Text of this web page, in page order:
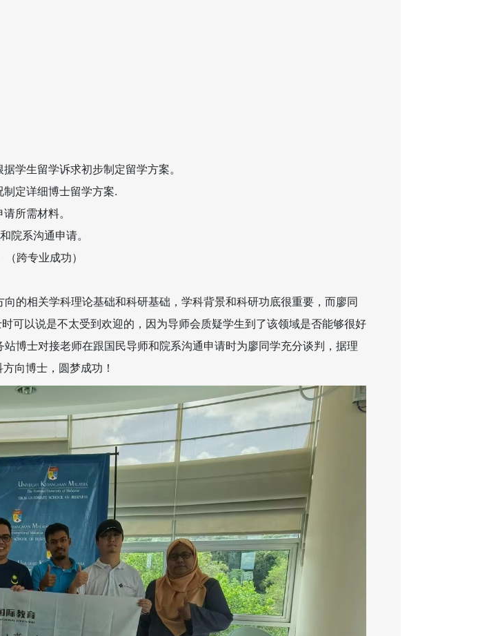
学生留学诉求初步制定留学方案。
定详细博士留学方案.
所需材料。
院系沟通申请。
跨专业成功）
的相关学科理论基础和科研基础，学科背景和科研功底很重要，而廖同
可以说是不太受到欢迎的，因为导师会质疑学生到了该领域是否能够很好
博士对接老师在跟国民导师和院系沟通申请时为廖同学充分谈判，据理
向博士，圆梦成功！